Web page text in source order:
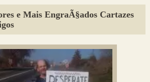
e Mais EngraÃ§ados Cartazes